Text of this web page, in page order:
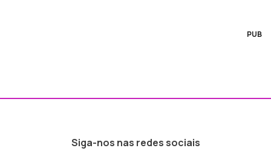
PUB
Siga-nos nas redes sociais